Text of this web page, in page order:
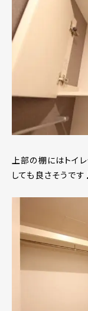
上部の棚にはトイ
しても良さそうで